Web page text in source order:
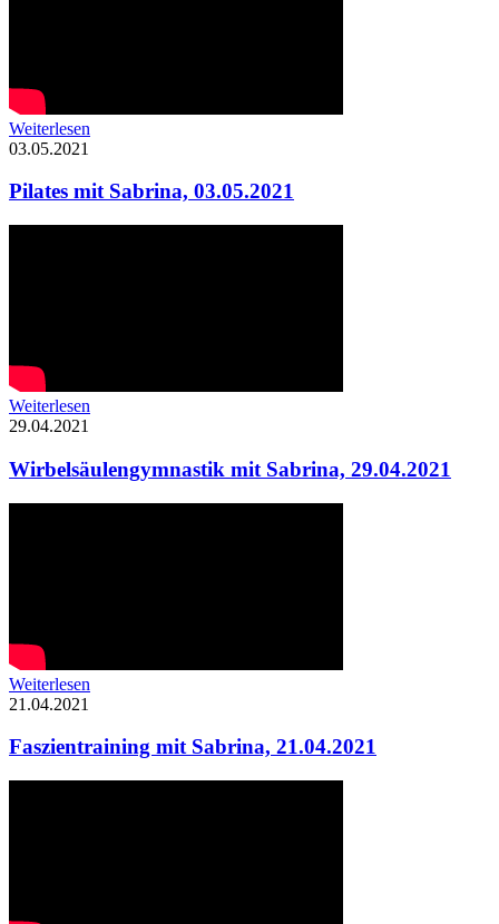
Weiterlesen
03.05.2021
Pilates mit Sabrina, 03.05.2021
Weiterlesen
29.04.2021
Wirbelsäulengymnastik mit Sabrina, 29.04.2021
Weiterlesen
21.04.2021
Faszientraining mit Sabrina, 21.04.2021